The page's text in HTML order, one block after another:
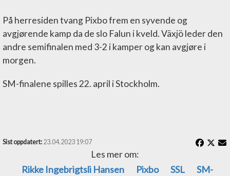
På herresiden tvang Pixbo frem en syvende og
avgjørende kamp da de slo Falun i kveld. Växjö leder den
andre semifinalen med 3-2 i kamper og kan avgjøre i
morgen.
SM-finalene spilles 22. april i Stockholm.
Sist oppdatert: 23.04.2023 19:07
Les mer om:
Rikke Ingebrigtsli Hansen
Pixbo SSL
SM-